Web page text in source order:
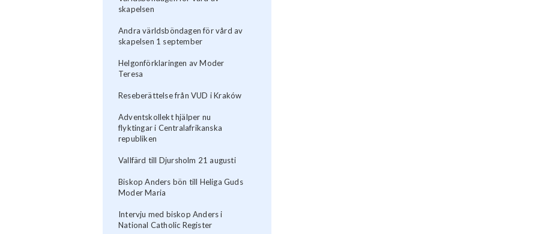
skapelsen
Andra världsböndagen för vård av
skapelsen 1 september
Helgonförklaringen av Moder
Teresa
Reseberättelse från VUD i Kraków
Adventskollekt hjälper nu
flyktingar i Centralafrikanska
republiken
Vallfärd till Djursholm 21 augusti
Biskop Anders bön till Heliga Guds
Moder Maria
Intervju med biskop Anders i
National Catholic Register